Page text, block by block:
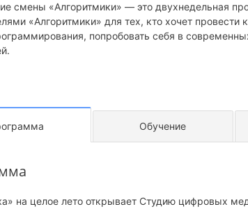
смены «Алгоритмики» — это двухнедельная
«Алгоритмики» для тех, кто хочет провести
попробовать себя в
Обучение
на целое лето открывает Студию цифровых